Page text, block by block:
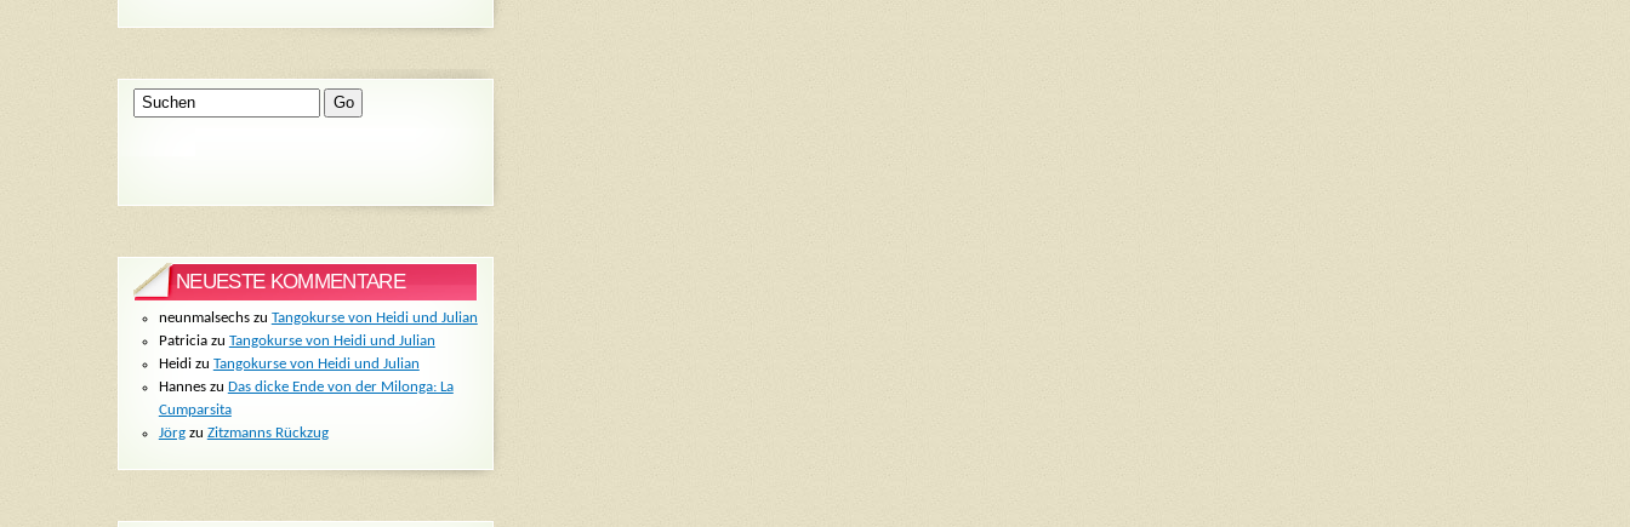
NEUESTE KOMMENTARE
neunmalsechszu Tangokurse von Heidi und Julian
Patriciazu Tangokurse von Heidi und Julian
Heidizu Tangokurse von Heidi und Julian
Hanneszu Das dicke Ende von der Milonga: La
Cumparsita
Jörgzu Zitzmanns Rückzug